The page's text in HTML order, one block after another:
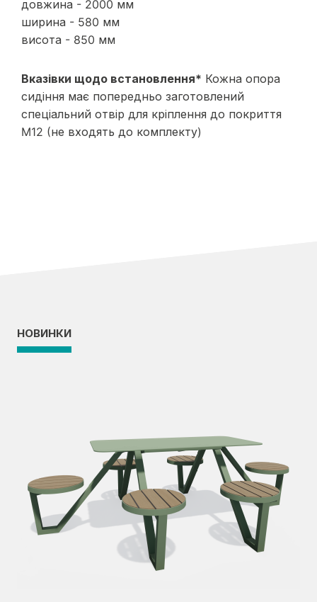
довжина - 2000 мм
ширина - 580 мм
висота - 850 мм
Вказівки щодо встановлення* Кожна опора
сидіння має попередньо заготовлений
спеціальний отвір для кріплення до покриття
M12 (не входять до комплекту)
НОВИНКИ